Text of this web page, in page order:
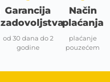
Garancija
zadovoljstva
od 30 dana do 2
godine
Način
plaćanja
plaćanje
pouzećem